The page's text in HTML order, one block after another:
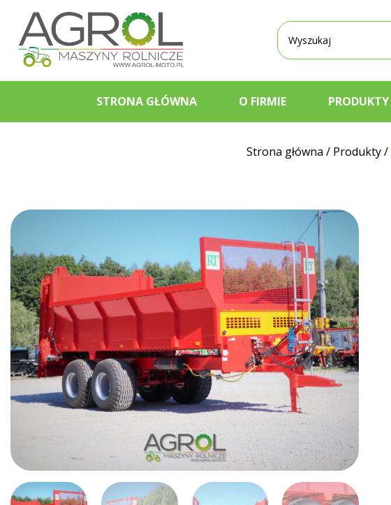
Wyszukiwarka
produktów
STRONA GŁÓWNA O FIRMIE PRODUKTY
Strona główna / Produkty/